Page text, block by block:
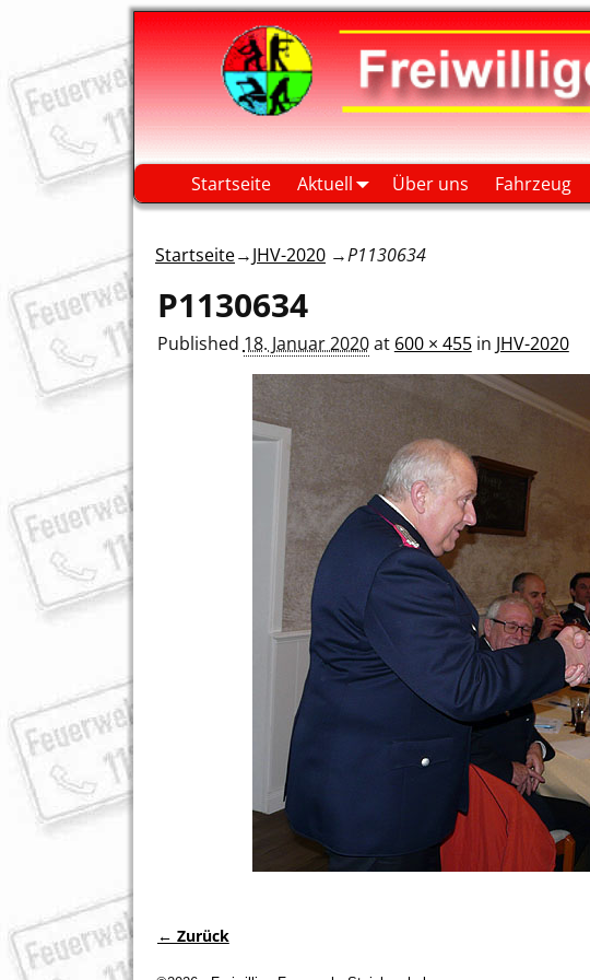
Startseite Aktuell Über uns Fahrzeug
Startseite→JHV-2020 →P1130634
P1130634
Published 18. Januar 2020at 600 × 455in JHV-2020
← Zurück